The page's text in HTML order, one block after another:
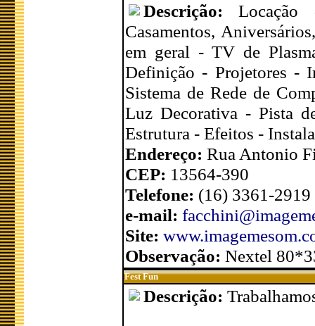
Descrição:Locação
Casamentos,
em geral - TV de
Definição - Projetores -
Sistema de Rede de
Luz Decorativa - Pista
Estrutura - Efeitos -
Endereço: Rua Antonio
CEP: 13564-390
Telefone: (16) 3361-
e-mail:
Site:
Observação: Nextel
Fest Fun
Descrição: